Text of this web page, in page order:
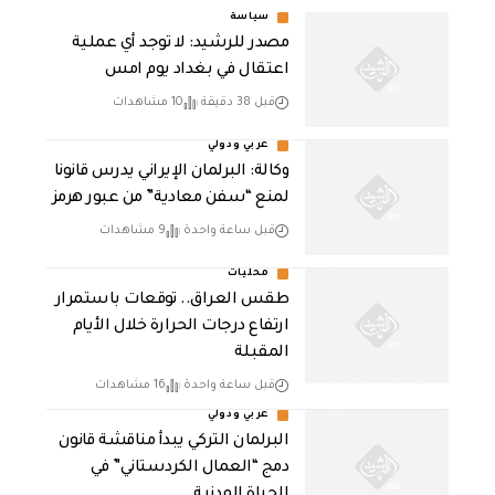
سياسة
مصدر للرشيد: لا توجد أي عملية
اعتقال في بغداد يوم امس
قبل 38 دقيقة 10 مشاهدات
عربي ودولي
وكالة: البرلمان الإيراني يدرس قانونا
لمنع “سفن معادية” من عبور هرمز
قبل ساعة واحدة 9 مشاهدات
محليات
طقس العراق.. توقعات باستمرار
ارتفاع درجات الحرارة خلال الأيام
المقبلة
قبل ساعة واحدة 16 مشاهدات
عربي ودولي
البرلمان التركي يبدأ مناقشة قانون
دمج “العمال الكردستاني” في